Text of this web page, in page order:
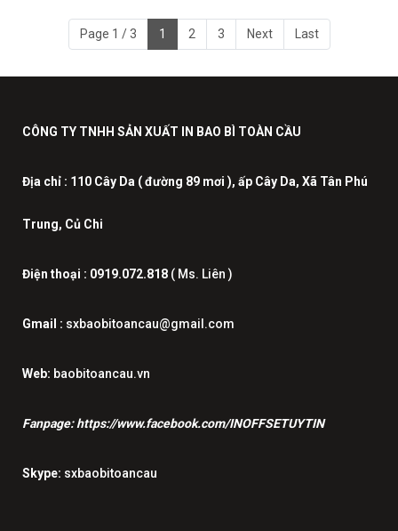
Page 1 / 3 1 2 3 Next Last
CÔNG TY TNHH SẢN XUẤT IN BAO BÌ TOÀN CẦU
Địa chỉ : 110 Cây Da ( đường 89 mơi ), ấp Cây Da, Xã Tân Phú
Trung, Củ Chi
Điện thoại : 0919.072.818 ( Ms. Liên )
Gmail : sxbaobitoancau@gmail.com
Web: baobitoancau.vn
Fanpage:https://www.facebook.com/INOFFSETUYTIN
Skype: sxbaobitoancau